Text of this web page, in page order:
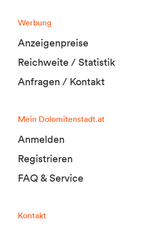
Werbung
Anzeigenpreise
Reichweite / Statistik
Anfragen / Kontakt
Mein Dolomitenstadt.at
Anmelden
Registrieren
FAQ & Service
Kontakt